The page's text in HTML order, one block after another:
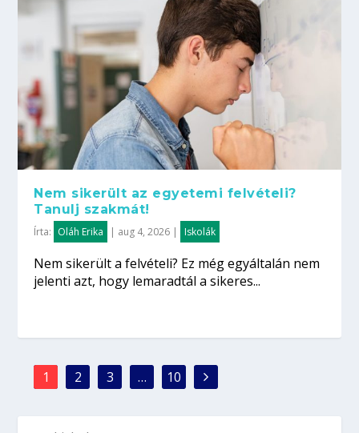
Nem sikerült az egyetemi felvételi?
Tanulj szakmát!
Írta: Oláh Erika | aug 4, 2026 | Iskolák
Nem sikerült a felvételi? Ez még egyáltalán nem
jelenti azt, hogy lemaradtál a sikeres...
1 2 3 … 10